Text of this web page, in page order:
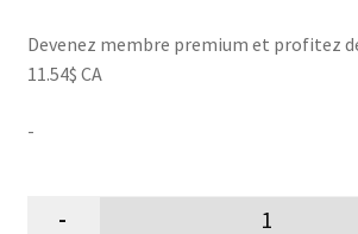
Devenez membre premium et profitez
11.54$ CA
-
-